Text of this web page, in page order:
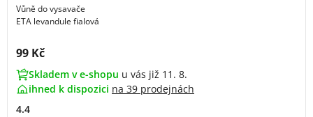
Vůně do vysavače
ETA levandule fialová
Cena s DPH:
99 Kč
Skladem v e-shopu u vás již 11. 8.
ihned k dispozici na 39 prodejnách
4.4